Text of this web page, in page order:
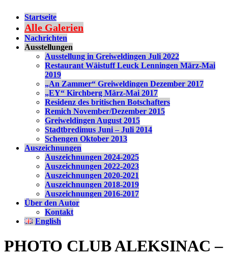
Startseite
Alle Galerien
Nachrichten
Ausstellungen
Ausstellung in Greiweldingen Juli 2022
Restaurant Wäistuff Leuck Lenningen März-Mai
2019
„An Zammer“ Greiweldingen Dezember 2017
„EY“ Kirchberg März-Mai 2017
Residenz des britischen Botschafters
Remich November/Dezember 2015
Greiweldingen August 2015
Stadtbredimus Juni – Juli 2014
Schengen Oktober 2013
Auszeichnungen
Auszeichnungen 2024-2025
Auszeichnungen 2022-2023
Auszeichnungen 2020-2021
Auszeichnungen 2018-2019
Auszeichnungen 2016-2017
Über den Autor
Kontakt
English
PHOTO CLUB ALEKSINAC –